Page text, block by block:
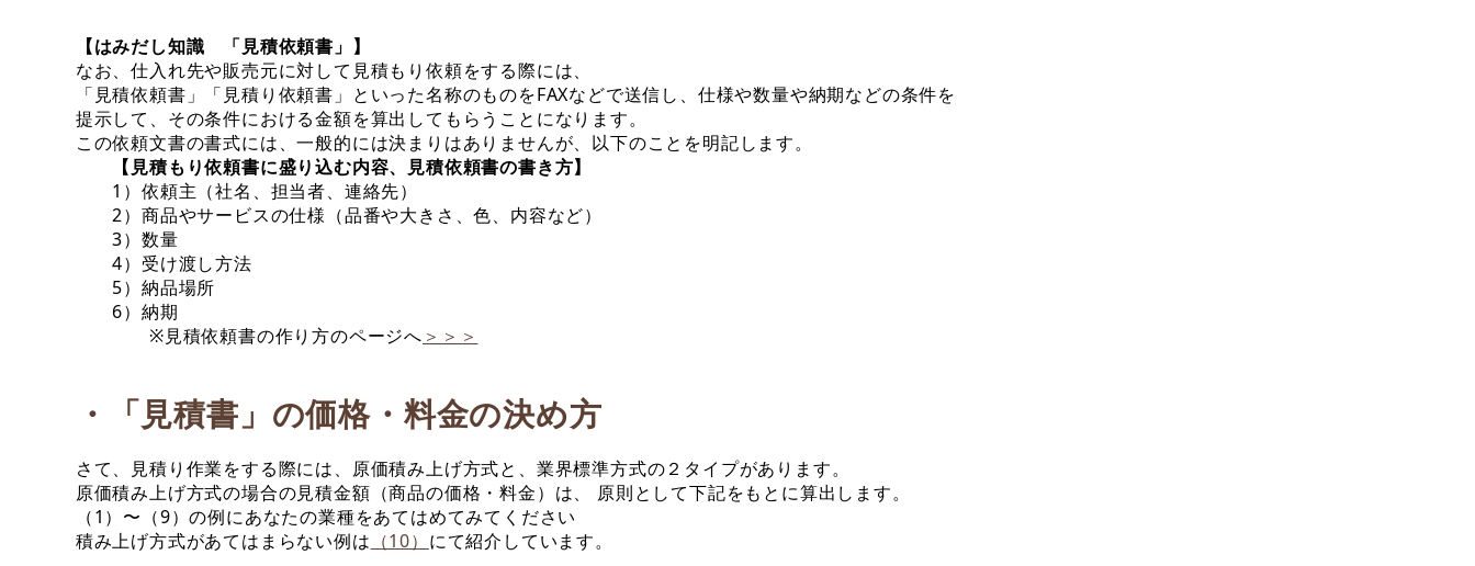
【はみだし知識 「見積依頼書」】
なお、仕入れ先や販売元に対して見積もり依頼をする際には、
「見積依頼書」「見積り依頼書」といった名称のものをFAXなどで送信し、仕様や数量や納期などの条件を
提示して、その条件における金額を算出してもらうことになります。
この依頼文書の書式には、一般的には決まりはありませんが、以下のことを明記します。
【見積もり依頼書に盛り込む内容、見積依頼書の書き方】
1）依頼主（社名、担当者、連絡先）
2）商品やサービスの仕様（品番や大きさ、色、内容など）
3）数量
4）受け渡し方法
5）納品場所
6）納期
※見積依頼書の作り方のページへ ＞＞＞
・「見積書」の価格・料金の決め方
さて、見積り作業をする際には、原価積み上げ方式と、業界標準方式の２タイプがあります。
原価積み上げ方式の場合の見積金額（商品の価格・料金）は、 原則として下記をもとに算出します。
（1）〜（9）の例にあなたの業種をあてはめてみてください
積み上げ方式があてはまらない例は （10） にて紹介しています。